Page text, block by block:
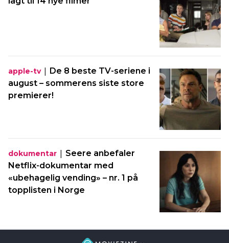
apple-tv| De 8 beste TV-seriene i
august – sommerens siste store
premierer!
dokumentar | Seere anbefaler
Netflix-dokumentar med
«ubehagelig vending» – nr. 1 på
topplisten i Norge